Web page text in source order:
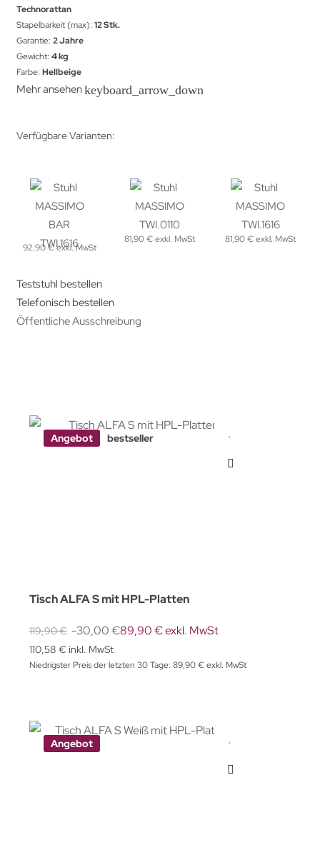
Technorattan
Stapelbarkeit (max): 12 Stk.
Garantie: 2 Jahre
Gewicht: 4 kg
Farbe: Hellbeige
Mehr ansehenkeyboard_arrow_down
Verfügbare Varianten:
92,90 € exkl. MwSt
81,90 € exkl. MwSt 81,90 € exkl. MwSt
Teststuhl bestellen
Telefonisch bestellen
Öffentliche Ausschreibung
Angebot bestseller
Tisch ALFA S mit HPL-Platten
119,90 € -30,00 €89,90 € exkl. MwSt
110,58 € inkl. MwSt
Niedrigster Preis der letzten 30 Tage: 89,90 € exkl. MwSt
Angebot